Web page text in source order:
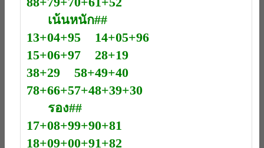
เน้นหนัก##
13+04+95 14+05+96
15+06+97 28+19
38+29 58+49+40
78+66+57+48+39+30
รอง##
17+08+99+90+81
18+09+00+91+82